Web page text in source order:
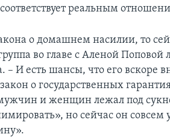
реальным
о домашнем насилии, то
во главе с Аленой Поповой
– И есть шансы, что его вскоре
о государственных
и женщин лежал под
но сейчас он совсем